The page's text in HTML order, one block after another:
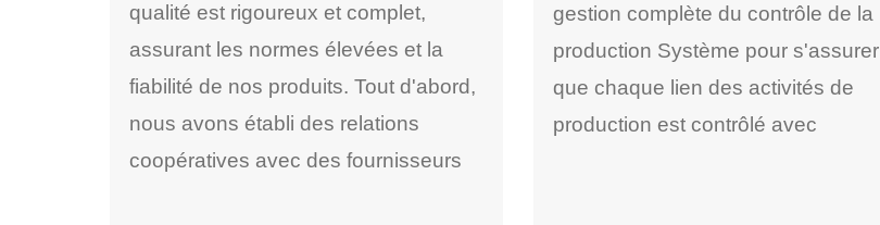
qualité est rigoureux et complet,
assurant les normes élevées et la
fiabilité de nos produits. Tout d'abord,
nous avons établi des relations
coopératives avec des fournisseurs
gestion complète du contrôle de la
production Système pour s'assurer
que chaque lien des activités de
production est contrôlé avec